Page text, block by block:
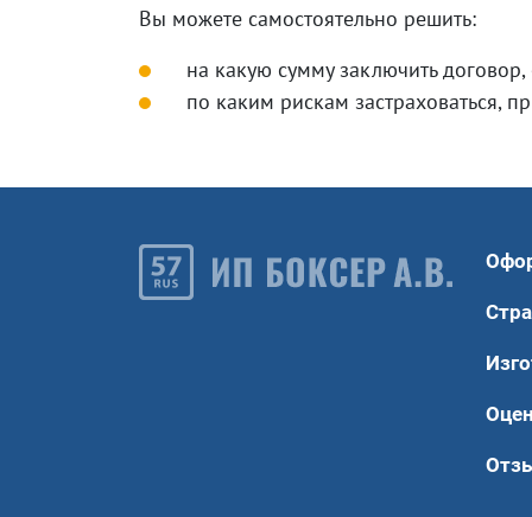
Вы можете самостоятельно решить:
на какую сумму заключить
по каким рискам застраховаться,